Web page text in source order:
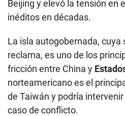
Beijing y elevó la tensión en
inéditos en décadas.
La isla autogobernada, cuya
reclama, es uno de los
fricción entre China y
norteamericano es el
de Taiwán y podría
caso de conflicto.